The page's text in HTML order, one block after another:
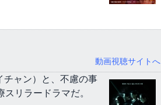
動画視聴サイトへ
チャン）と、不慮の事
リラードラマだ。